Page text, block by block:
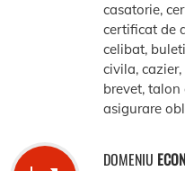
casatorie,
certificat de
celibat,
civila,
brevet,
asigurare
DOMENIU